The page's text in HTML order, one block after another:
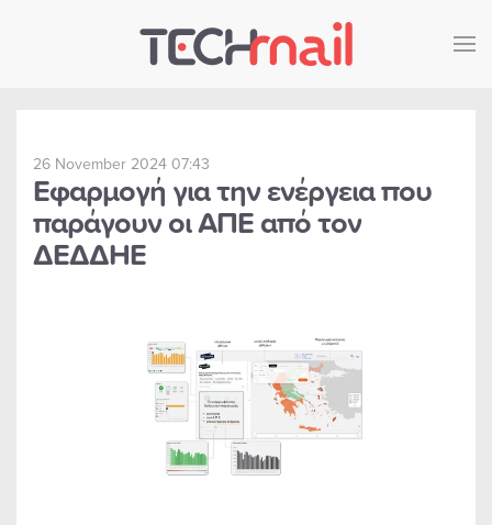
Skip to main content
26 November 2024 07:43
Εφαρμογή για την ενέργεια που
παράγουν οι ΑΠΕ από τον
ΔΕΔΔΗΕ